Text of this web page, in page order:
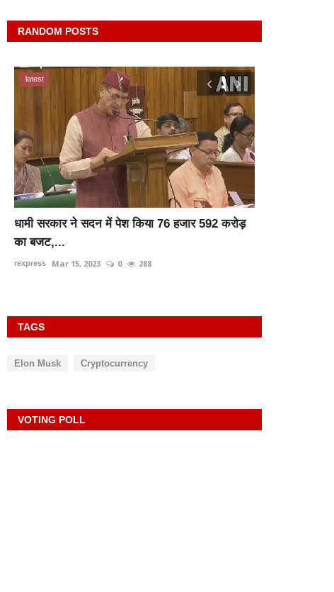
RANDOM POSTS
ने सदन में पेश किया 76 हजार 592 करोड़
2023 0 288
latest
Raibareli-ट्रेन से कटकर
TAGS
Elon Musk Cryptocurrency
VOTING POLL